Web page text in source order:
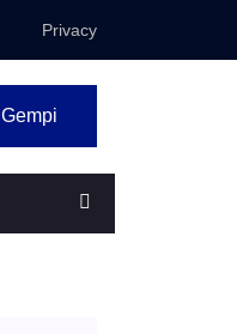
Privacy
Gempi